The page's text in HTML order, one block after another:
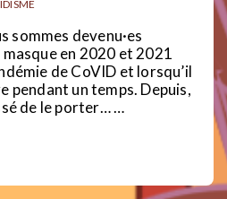
sommes devenu·es
en 2020 et 2021
de CoVID et lorsqu’il
pendant un temps. Depuis,
de le porter… …